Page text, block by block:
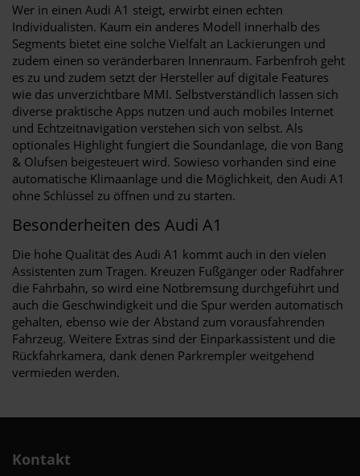
Wer in einen Audi A1 steigt, erwirbt einen echten
Individualisten. Kaum ein anderes Modell innerhalb des
Segments bietet eine solche Vielfalt an Lackierungen und
zudem einen so veränderbaren Innenraum. Farbenfroh geht
es zu und zudem setzt der Hersteller auf digitale Features
wie das unverzichtbare MMI. Selbstverständlich lassen sich
diverse praktische Apps nutzen und auch mobiles Internet
und Echtzeitnavigation verstehen sich von selbst. Als
optionales Highlight fungiert die Soundanlage, die von Bang
& Olufsen beigesteuert wird. Sowieso vorhanden sind eine
automatische Klimaanlage und die Möglichkeit, den Audi A1
ohne Schlüssel zu öffnen und zu starten.
Besonderheiten des Audi A1
Die hohe Qualität des Audi A1 kommt auch in den vielen
Assistenten zum Tragen. Kreuzen Fußgänger oder Radfahrer
die Fahrbahn, so wird eine Notbremsung durchgeführt und
auch die Geschwindigkeit und die Spur werden automatisch
gehalten, ebenso wie der Abstand zum vorausfahrenden
Fahrzeug. Weitere Extras sind der Einparkassistent und die
Rückfahrkamera, dank denen Parkrempler weitgehend
vermieden werden.
Kontakt